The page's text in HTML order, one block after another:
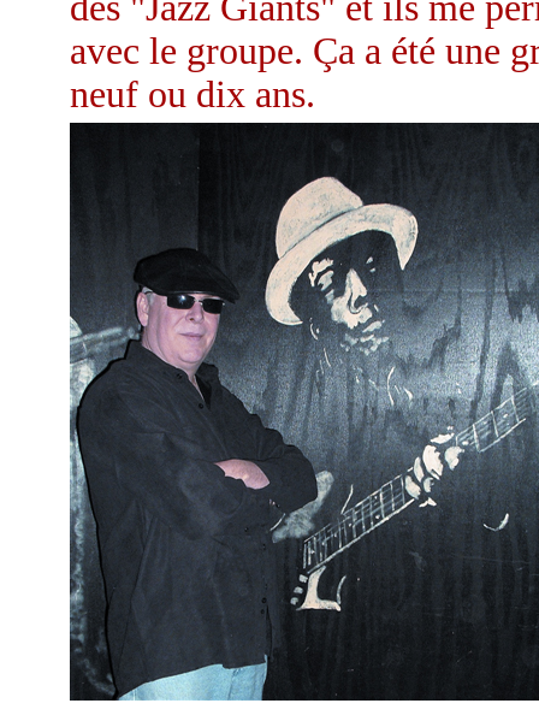
avec le groupe. Ça a été une
neuf ou dix ans.